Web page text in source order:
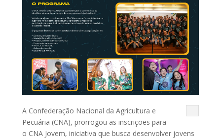
A Confederação Nacional da Agricultura e
Pecuária (CNA), prorrogou as inscrições para
o CNA Jovem, iniciativa que busca desenvolver jovens